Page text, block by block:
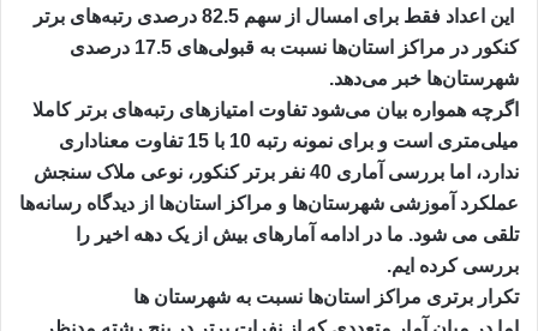
این اعداد فقط برای امسال از سهم 82.5 درصدی رتبه‌های برتر
کنکور در مراکز استان‌ها نسبت به قبولی‌های 17.5 درصدی
شهرستان‌ها خبر می‌دهد.
اگرچه همواره بیان می‌شود تفاوت امتیازهای رتبه‌های برتر کاملا
میلی‌متری است و برای نمونه رتبه 10 با 15 تفاوت معناداری
ندارد، اما بررسی آماری 40 نفر برتر کنکور، نوعی ملاک سنجش
عملکرد آموزشی شهرستان‌ها و مراکز استان‌ها از دیدگاه رسانه‌ها
تلقی می شود. ما در ادامه آمارهای بیش از یک دهه اخیر را
بررسی کرده ایم.
تکرار برتری مراکز استان‌ها نسبت به شهرستان ها